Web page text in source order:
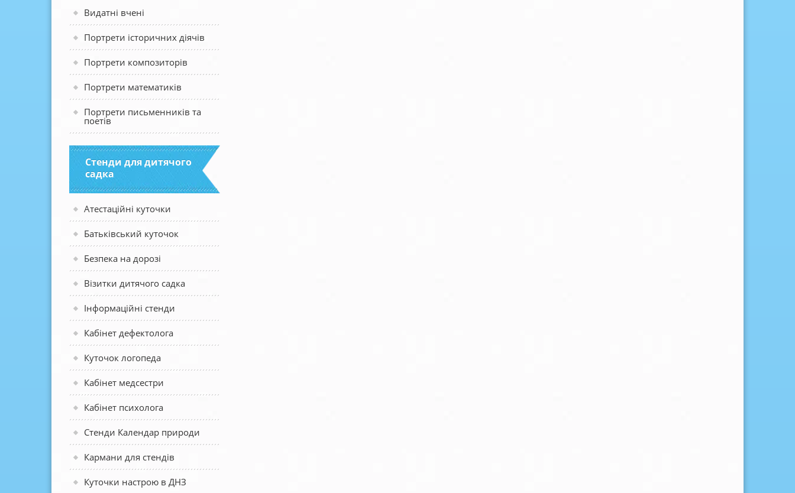
Видатні вчені
Портрети історичних діячів
Портрети композиторів
Портрети математиків
Портрети письменників та
поетів
Стенди для дитячого
садка
Атестаційні куточки
Батьківський куточок
Безпека на дорозі
Візитки дитячого садка
Інформаційні стенди
Кабінет дефектолога
Куточок логопеда
Кабінет медсестри
Кабінет психолога
Стенди Календар природи
Кармани для стендів
Куточки настрою в ДНЗ